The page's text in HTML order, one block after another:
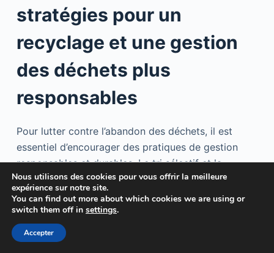
stratégies pour un
recyclage et une gestion
des déchets plus
responsables
Pour lutter contre l’abandon des déchets, il est
essentiel d’encourager des pratiques de gestion
responsables et durables. Le tri sélectif et la
valorisation énergétique sont des mesures
efficaces pour limiter les déchets enfouis et leur
impact environnemental. L’utilisation de matériaux
recyclables joue également un rôle clé dans la
réduction des déchets à la source. Par ailleurs, le
Nous utilisons des cookies pour vous offrir la meilleure
expérience sur notre site.
You can find out more about which cookies we are using or
switch them off in settings.
Accepter